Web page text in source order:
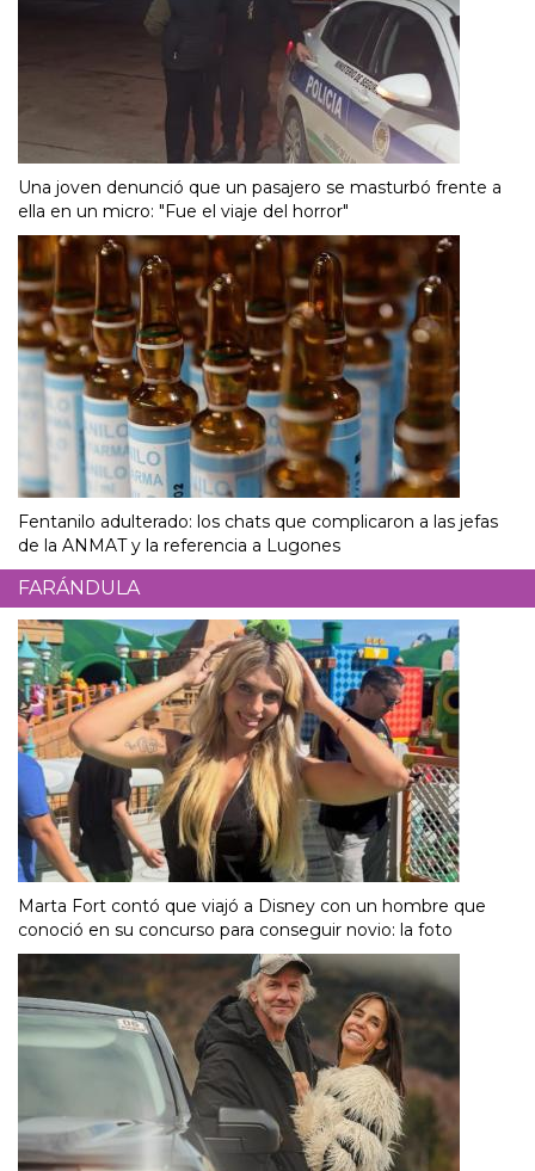
Una joven denunció que un pasajero se masturbó frente a
ella en un micro: "Fue el viaje del horror"
Fentanilo adulterado: los chats que complicaron a las jefas
de la ANMAT y la referencia a Lugones
FARÁNDULA
Marta Fort contó que viajó a Disney con un hombre que
conoció en su concurso para conseguir novio: la foto